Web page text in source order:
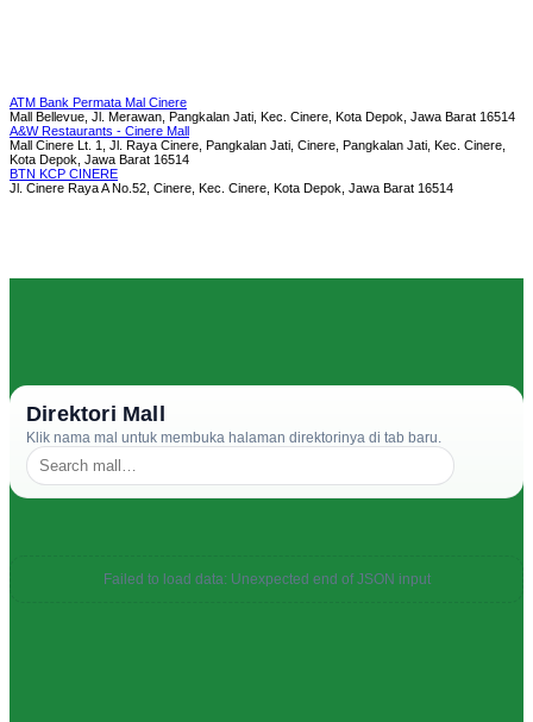
ATM Bank Permata Mal Cinere
Mall Bellevue, Jl. Merawan, Pangkalan Jati, Kec. Cinere, Kota Depok, Jawa Barat 16514
A&W Restaurants - Cinere Mall
Mall Cinere Lt. 1, Jl. Raya Cinere, Pangkalan Jati, Cinere, Pangkalan Jati, Kec. Cinere,
Kota Depok, Jawa Barat 16514
BTN KCP CINERE
Jl. Cinere Raya A No.52, Cinere, Kec. Cinere, Kota Depok, Jawa Barat 16514
Direktori Mall
Klik nama mal untuk membuka halaman direktorinya di tab baru.
Failed to load data: Unexpected end of JSON input